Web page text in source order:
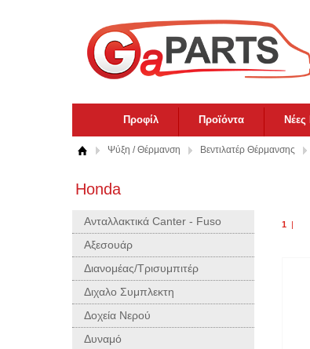
Προφίλ Προϊόντα
Ψύξη / Θέρμανση Βεντιλατέρ Θέρμανσης
Honda
Ανταλλακτικά Canter - Fuso
Αξεσουάρ
Διανομέας/Τρισυμπιτέρ
Διχαλο Συμπλεκτη
Δοχεία Νερού
Δυναμό
1